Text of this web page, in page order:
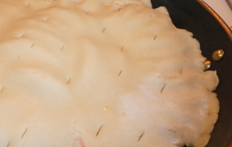
so einfach aber unendlich
der Zusammenarbeit mit
Manufaktur Falk Culinair